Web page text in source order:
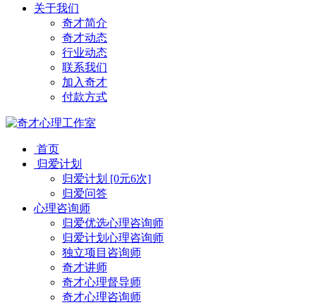
关于我们
奇才简介
奇才动态
行业动态
联系我们
加入奇才
付款方式
首页
归爱计划
归爱计划 [0元6次]
归爱问答
心理咨询师
归爱优选心理咨询师
归爱计划心理咨询师
独立项目咨询师
奇才讲师
奇才心理督导师
奇才心理咨询师